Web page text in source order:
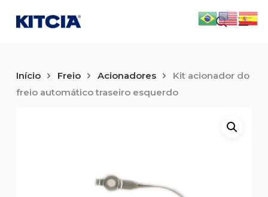
main
search
Início Freio Acionadores
Kit acionador do
freio automático traseiro esquerdo